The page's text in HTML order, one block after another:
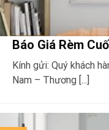
Báo Giá Rèm
Kính gửi: Quý khách
Nam – Thương [...]